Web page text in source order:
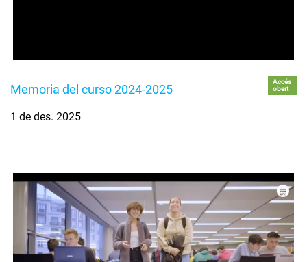
Memoria del curso 2024-2025
Accés
obert
1 de des. 2025